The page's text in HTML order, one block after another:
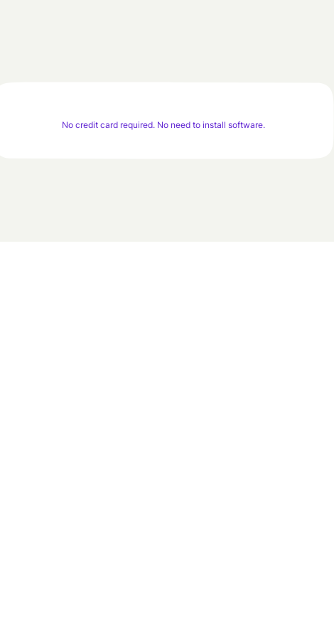
No credit card required. No need to install software.